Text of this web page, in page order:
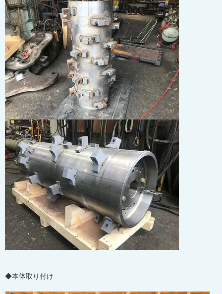
◆本体取り付け